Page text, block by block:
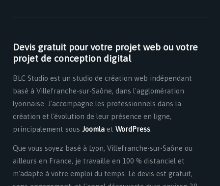
Devis gratuit pour votre projet web ou votre
projet de conception digital
BLC Studio est un studio de création web indépendant
basé à Villefranche-sur-Saône, dans l'agglomération
lyonnaise. J'accompagne les professionnels dans la
création et l'évolution de leur présence en ligne,
principalement sous Joomla et WordPress
Que vous soyez basé à Lyon, Villefranche-sur-Saône ou
ailleurs en France, je travaille en 100 % distanciel et
m'adapte à votre emploi du temps. Le devis est gratuit,